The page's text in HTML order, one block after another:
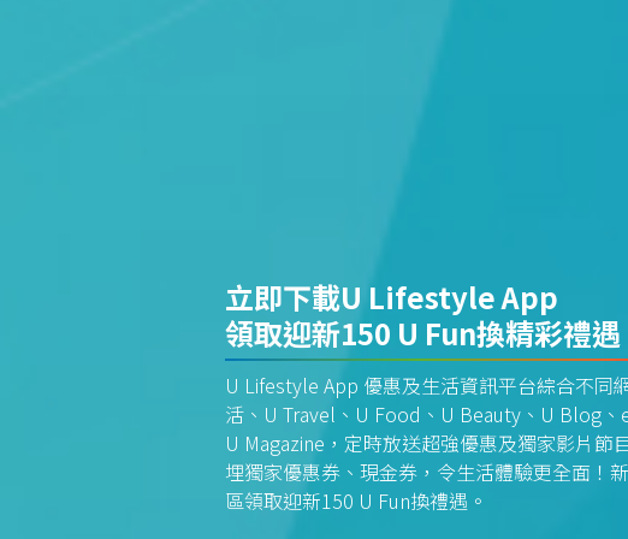
立即下載U Lifestyle App
領取迎新150 U Fun換精彩禮遇
U Lifestyle App 優惠及生活資訊平台綜合不同
活、U Travel、U Food、U Beauty、U Blog、
U Magazine，定時放送超強優惠及獨家影片節
埋獨家優惠券、現金券，令生活體驗更全面！
區領取迎新150 U Fun換禮遇。